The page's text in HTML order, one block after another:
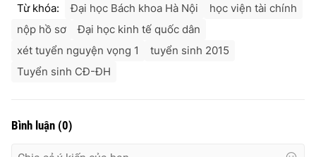
THỜI BÁO VTV
Cơ quan chủ quản:Đài Truyền hình Việt Nam
Từ khóa: Đại học Bách khoa Hà Nội
học viện tài chính
nộp hồ sơ
Đại học kinh tế quốc dân
xét tuyển nguyện vọng 1
tuyển sinh 2015
Tuyển sinh CĐ-ĐH
Bình luận (0)